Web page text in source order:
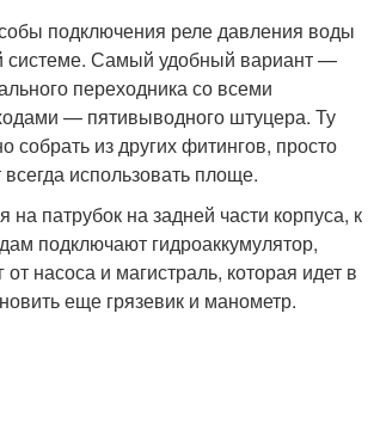
подключения реле давления воды
системе. Самый удобный вариант —
переходника со всеми
— пятивыводного штуцера. Ту
собрать из других фитингов, просто
использовать площе.
на патрубок на задней части корпуса, к
подключают гидроаккумулятор,
насоса и магистраль, которая идет в
еще грязевик и манометр.